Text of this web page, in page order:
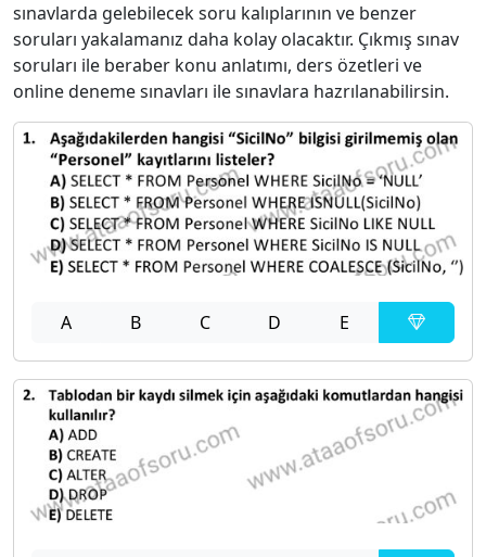
sınavlarda gelebilecek soru kalıplarının ve benzer
soruları yakalamanız daha kolay olacaktır. Çıkmış sınav
soruları ile beraber konu anlatımı, ders özetleri ve
online deneme sınavları ile sınavlara hazrılanabilirsin.
A B C D E